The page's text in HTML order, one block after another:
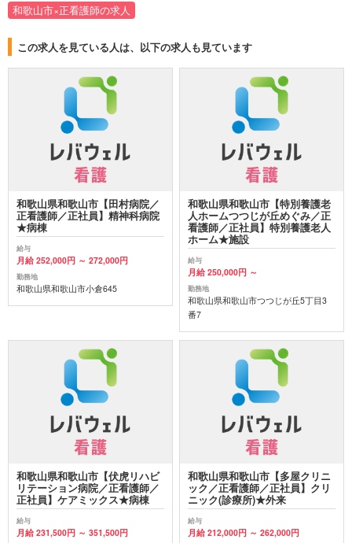
和歌山市×正看護師の求人
この求人を見ている人は、以下の求人も見ています
和歌山県和歌山市【田村病院／
正看護師／正社員】精神科病院
★病棟
給与
月給 252,000円 ～ 272,000円
勤務地
和歌山県和歌山市小倉645
和歌山県和歌山市【特別養護老
人ホームつつじが丘めぐみ／正
看護師／正社員】特別養護老人
ホーム★施設
給与
月給 250,000円 ～
勤務地
和歌山県和歌山市つつじが丘5丁目3
番7
和歌山県和歌山市【伏虎リハビ
リテーション病院／正看護師／
正社員】ケアミックス★病棟
給与
月給 231,500円 ～ 351,500円
和歌山県和歌山市【多屋クリニ
ック／正看護師／正社員】クリ
ニック(診療所)★外来
給与
月給 212,000円 ～ 262,000円